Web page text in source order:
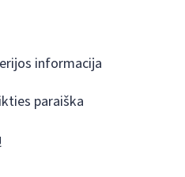
informacija
paraiška